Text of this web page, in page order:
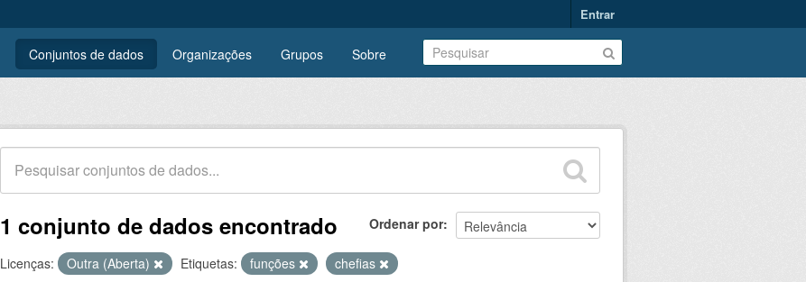
Entrar
Conjuntos de dados Organizações Grupos Sobre
Ordenar por
1 conjunto de dados encontrado
Licenças: Outra (Aberta) Etiquetas: funções chefias